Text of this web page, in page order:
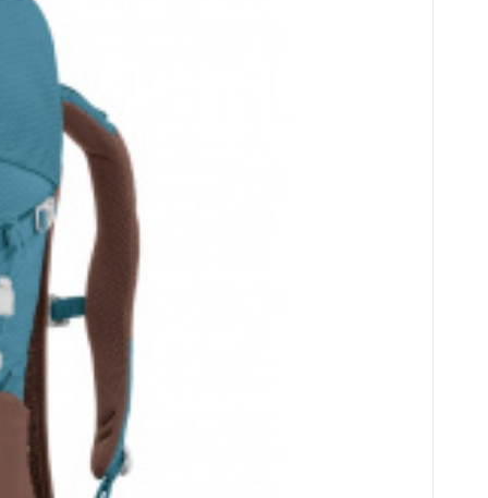
odvětrání a pocit svěžesti i v teple. Když
který zpřístupní obsah bez zdlouhavého
detaily pro turistiku a trekking. Ve víku najdeš
na lahev a drobnosti, kapsy na bederním
hole nebo cepíny, přední poutka s
pro bezpečnostní světlo.